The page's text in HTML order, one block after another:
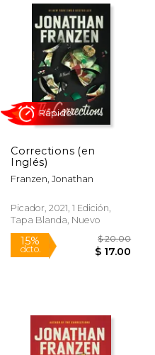
15%
dcto.
Corrections (en
Inglés)
Franzen, Jonathan
Picador, 2021, 1 Edición,
Tapa Blanda, Nuevo